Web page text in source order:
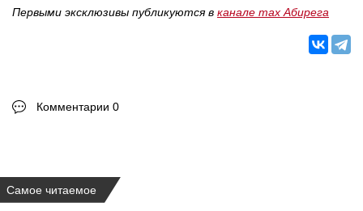
Первыми эксклюзивы публикуются в канале max Абирега
Комментарии 0
Самое читаемое